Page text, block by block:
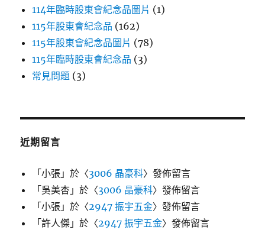
114年臨時股東會紀念品圖片 (1)
115年股東會紀念品 (162)
115年股東會紀念品圖片 (78)
115年臨時股東會紀念品 (3)
常見問題 (3)
近期留言
「小張 」於〈3006 晶豪科〉發佈留言
「吳美杏 」於〈3006 晶豪科〉發佈留言
「小張 」於〈2947 振宇五金〉發佈留言
「許人傑 」於〈2947 振宇五金〉發佈留言